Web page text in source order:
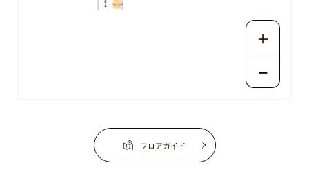
ジャック イン ザ
ドーナツ
＋
－
フロアガイド